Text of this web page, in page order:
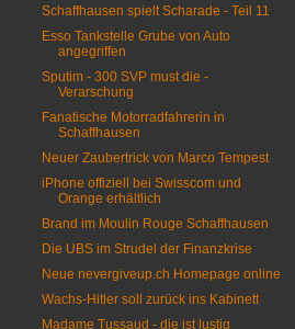
Schaffhausen spielt Scharade - Teil 11
Esso Tankstelle Grube von Auto
angegriffen
Sputim - 300 SVP must die -
Verarschung
Fanatische Motorradfahrerin in
Schaffhausen
Neuer Zaubertrick von Marco Tempest
iPhone offiziell bei Swisscom und
Orange erhältlich
Brand im Moulin Rouge Schaffhausen
Die UBS im Strudel der Finanzkrise
Neue nevergiveup.ch Homepage online
Wachs-Hitler soll zurück ins Kabinett
Madame Tussaud - die ist lustig